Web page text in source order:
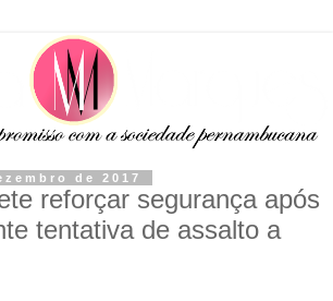
de 2017
reforçar segurança após
tentativa de assalto a